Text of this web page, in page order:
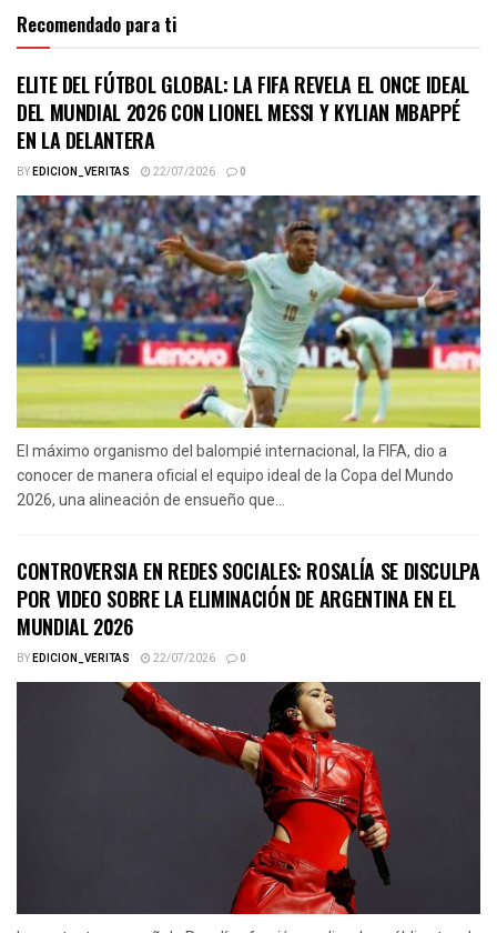
Recomendado para ti
ELITE DEL FÚTBOL GLOBAL: LA FIFA REVELA EL ONCE IDEAL
DEL MUNDIAL 2026 CON LIONEL MESSI Y KYLIAN MBAPPÉ
EN LA DELANTERA
BYEDICION_VERITAS 22/07/2026 0
El máximo organismo del balompié internacional, la FIFA, dio a
conocer de manera oficial el equipo ideal de la Copa del Mundo
2026, una alineación de ensueño que...
CONTROVERSIA EN REDES SOCIALES: ROSALÍA SE DISCULPA
POR VIDEO SOBRE LA ELIMINACIÓN DE ARGENTINA EN EL
MUNDIAL 2026
BYEDICION_VERITAS 22/07/2026 0